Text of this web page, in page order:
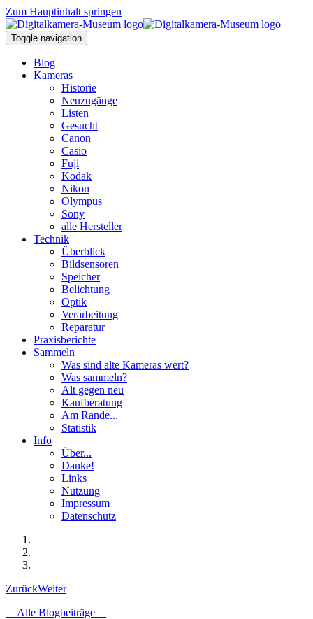
Zum Hauptinhalt springen
Toggle navigation
Blog
Kameras
Historie
Neuzugänge
Listen
Gesucht
Canon
Casio
Fuji
Kodak
Nikon
Olympus
Sony
alle Hersteller
Technik
Überblick
Bildsensoren
Speicher
Belichtung
Optik
Verarbeitung
Reparatur
Praxisberichte
Sammeln
Was sind alte Kameras wert?
Was sammeln?
Alt gegen neu
Kaufberatung
Am Rande...
Statistik
Info
Über...
Danke!
Links
Nutzung
Impressum
Datenschutz
ZurückWeiter
Alle Blogbeiträge